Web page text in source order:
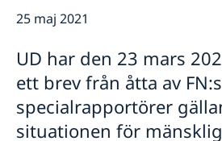
Anmäl handelshinder
Chilensk-svenska kulturinstitutet i
Svenskar i Världen
Svenska kyrkan
Svenska skolan
25 maj 2021
UD har den 23 mars
ett brev från åtta av FN:s
specialrapportörer
situationen för